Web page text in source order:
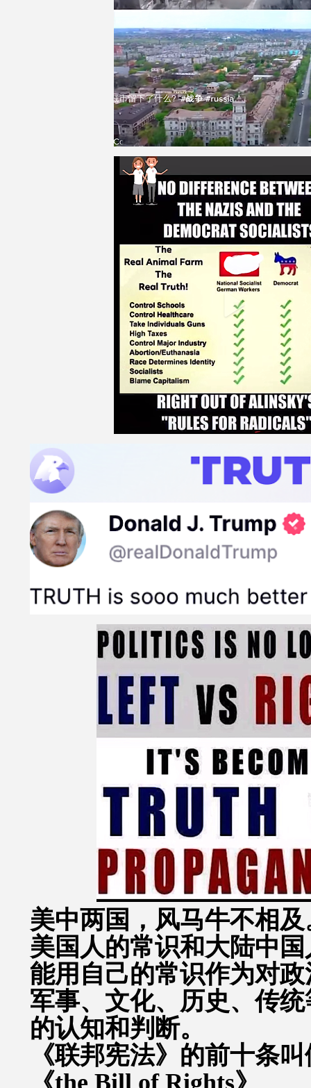
美中两国，风马牛不相及
美国人的常识和大陆中
能用自己的常识作为对
军事、文化、 历史、传
的认知和判断。
《联邦宪法》的前十条